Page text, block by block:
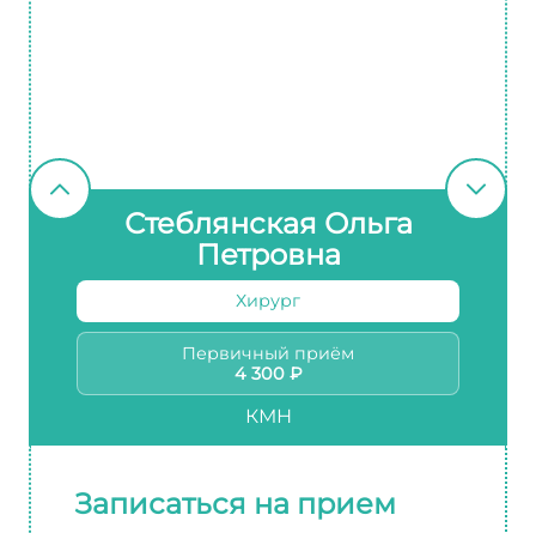
Стеблянская Ольга
Петровна
Хирург
Первичный приём
4 300 ₽
КМН
Записаться на прием